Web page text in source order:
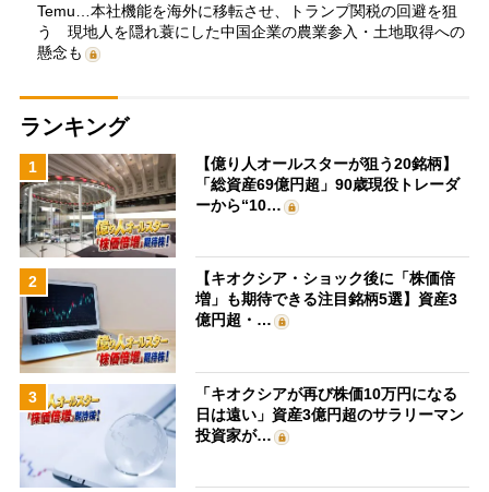
Temu…本社機能を海外に移転させ、トランプ関税の回避を狙
う 現地人を隠れ蓑にした中国企業の農業参入・土地取得への
懸念も
ランキング
1
【億り人オールスターが狙う20銘柄】
「総資産69億円超」90歳現役トレーダ
ーから“10…
2
【キオクシア・ショック後に「株価倍
増」も期待できる注目銘柄5選】資産3
億円超・…
3
「キオクシアが再び株価10万円になる
日は遠い」資産3億円超のサラリーマン
投資家が…